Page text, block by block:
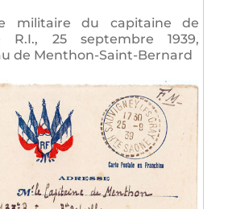
militaire du capitaine de
R.I., 25 septembre 1939,
de Menthon-Saint-Bernard